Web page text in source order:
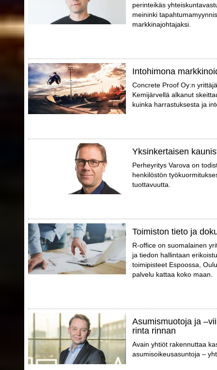
perinteikäs
meininki
markkinajohtajaksi.
Intohimona
Concrete Proof Oy:n
Kemijärvellä alkanut
kuinka harrastuksesta ja
Yksinkertaisen
Perheyritys Varova on
henkilöstön
tuottavuutta.
Toimiston tieto ja
R-office on suomalainen
ja tiedon hallintaan
toimipisteet Espoossa,
palvelu kattaa koko maan.
Asumismuotoja ja
rinta rinnan
Avain yhtiöt rakennuttaa
asumisoikeusasuntoja –